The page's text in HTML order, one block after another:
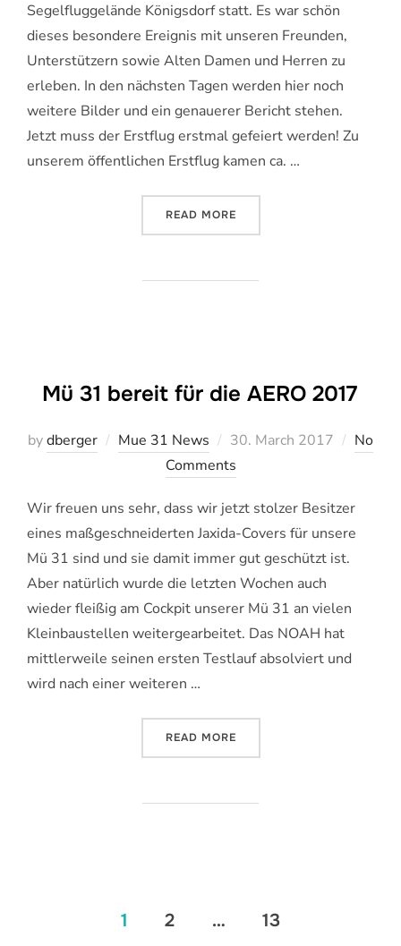
Segelfluggelände Königsdorf statt. Es war schön
dieses besondere Ereignis mit unseren Freunden,
Unterstützern sowie Alten Damen und Herren zu
erleben. In den nächsten Tagen werden hier noch
weitere Bilder und ein genauerer Bericht stehen.
Jetzt muss der Erstflug erstmal gefeiert werden! Zu
unserem öffentlichen Erstflug kamen ca. …
READ MORE„MÜ 31 FLIEGT!“
Mü 31 bereit für die AERO 2017
bydberger Mue 31 News
Veröffentlicht
am
30. March 2017
No
Comments
Wir freuen uns sehr, dass wir jetzt stolzer Besitzer
eines maßgeschneiderten Jaxida-Covers für unsere
Mü 31 sind und sie damit immer gut geschützt ist.
Aber natürlich wurde die letzten Wochen auch
wieder fleißig am Cockpit unserer Mü 31 an vielen
Kleinbaustellen weitergearbeitet. Das NOAH hat
mittlerweile seinen ersten Testlauf absolviert und
wird nach einer weiteren …
READ MORE„MÜ 31 BEREIT FÜR DIE
Seitennummerierung
1 2 … 13